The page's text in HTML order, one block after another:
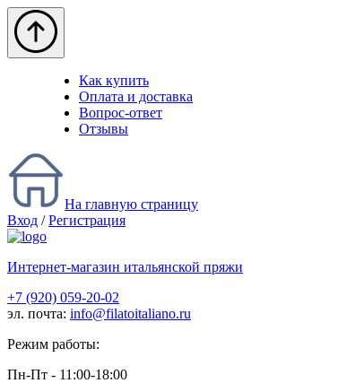
Как купить
Оплата и доставка
Вопрос-ответ
Отзывы
На главную страницу
Вход /Регистрация
Интернет-магазин итальянской пряжи
+7 (920) 059-20-02
эл. почта: info@filatoitaliano.ru
Режим работы:
Пн-Пт - 11:00-18:00